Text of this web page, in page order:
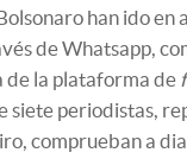
han ido en
de Whatsapp,
de la plataforma de
siete periodistas,
comprueban a